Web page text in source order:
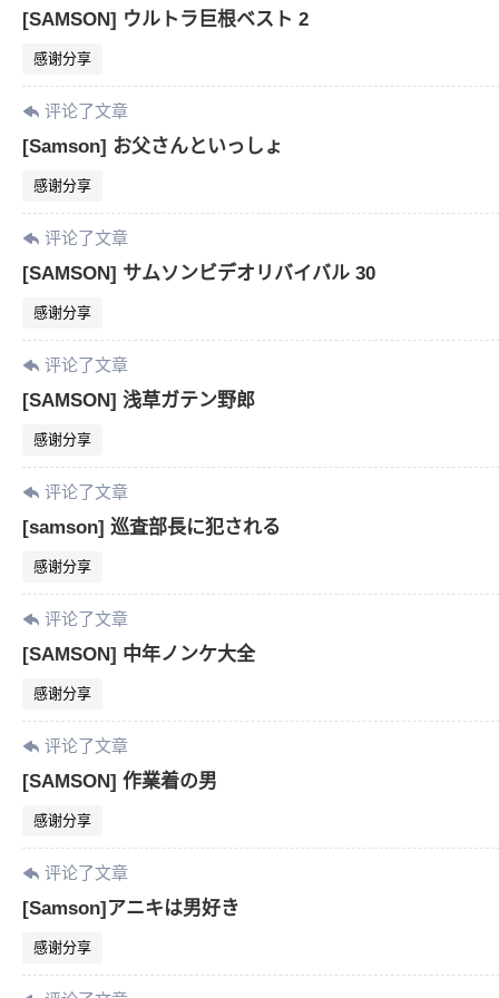
[SAMSON] ウルトラ巨根ベスト 2
感谢分享
评论了文章
[Samson] お父さんといっしょ
感谢分享
评论了文章
[SAMSON] サムソンビデオリバイバル 30
感谢分享
评论了文章
[SAMSON] 浅草ガテン野郎
感谢分享
评论了文章
[samson] 巡査部長に犯される
感谢分享
评论了文章
[SAMSON] 中年ノンケ大全
感谢分享
评论了文章
[SAMSON] 作業着の男
感谢分享
评论了文章
[Samson]アニキは男好き
感谢分享